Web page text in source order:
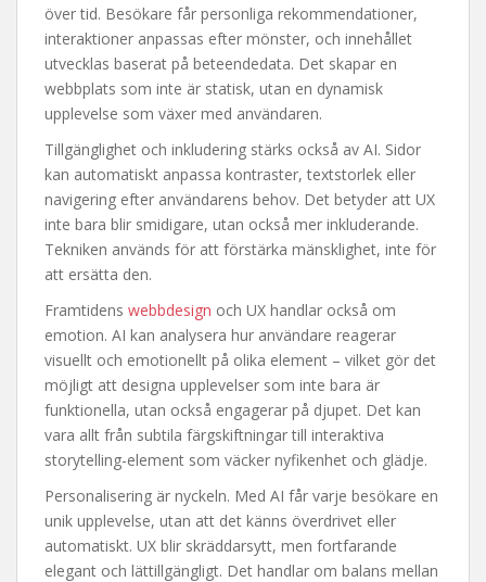
över tid. Besökare får personliga rekommendationer,
interaktioner anpassas efter mönster, och innehållet
utvecklas baserat på beteendedata. Det skapar en
webbplats som inte är statisk, utan en dynamisk
upplevelse som växer med användaren.
Tillgänglighet och inkludering stärks också av AI. Sidor
kan automatiskt anpassa kontraster, textstorlek eller
navigering efter användarens behov. Det betyder att UX
inte bara blir smidigare, utan också mer inkluderande.
Tekniken används för att förstärka mänsklighet, inte för
att ersätta den.
Framtidens webbdesign och UX handlar också om
emotion. AI kan analysera hur användare reagerar
visuellt och emotionellt på olika element – vilket gör det
möjligt att designa upplevelser som inte bara är
funktionella, utan också engagerar på djupet. Det kan
vara allt från subtila färgskiftningar till interaktiva
storytelling-element som väcker nyfikenhet och glädje.
Personalisering är nyckeln. Med AI får varje besökare en
unik upplevelse, utan att det känns överdrivet eller
automatiskt. UX blir skräddarsytt, men fortfarande
elegant och lättillgängligt. Det handlar om balans mellan